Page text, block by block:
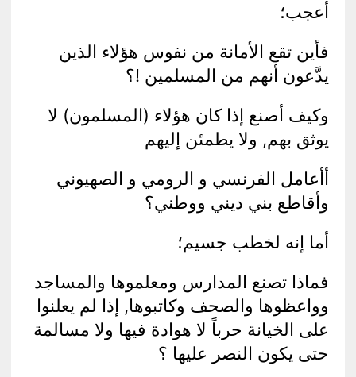
أعجب؛
فأين تقع الأمانة من نفوس هؤلاء الذين
يدَّعون أنهم من المسلمين !؟
وكيف أصنع إذا كان هؤلاء (المسلمون) لا
يوثق بهم, ولا يطمئن إليهم
أأعامل الفرنسي و الرومي و الصهيوني
وأقاطع بني ديني ووطني؟
أما إنه لخطب جسيم؛
فماذا تصنع المدارس ومعلموها والمساجد
وواعظوها والصحف وكاتبوها, إذا لم يعلنوا
على الخيانة حرباً لا هوادة فيها ولا مسالمة
حتى يكون النصر عليها ؟